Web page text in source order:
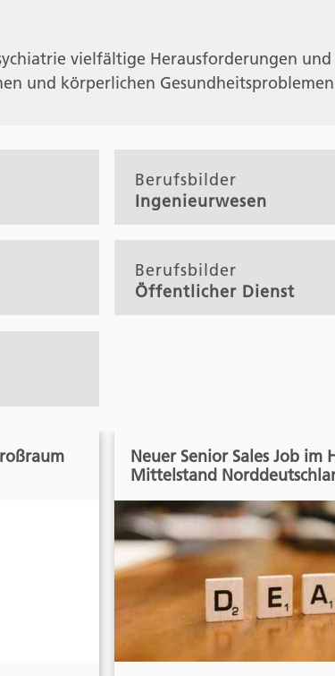
vielfältige Herausforderungen und
und körperlichen
Berufsbilder
Ingenieurwesen
Berufsbilder
Öffentlicher Dienst
Neuer Senior Sales Job im
Mittelstand